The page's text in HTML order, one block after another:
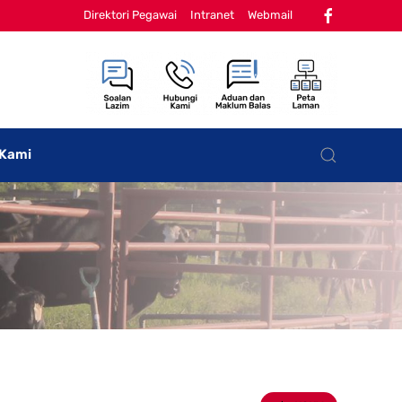
Direktori Pegawai Intranet Webmail